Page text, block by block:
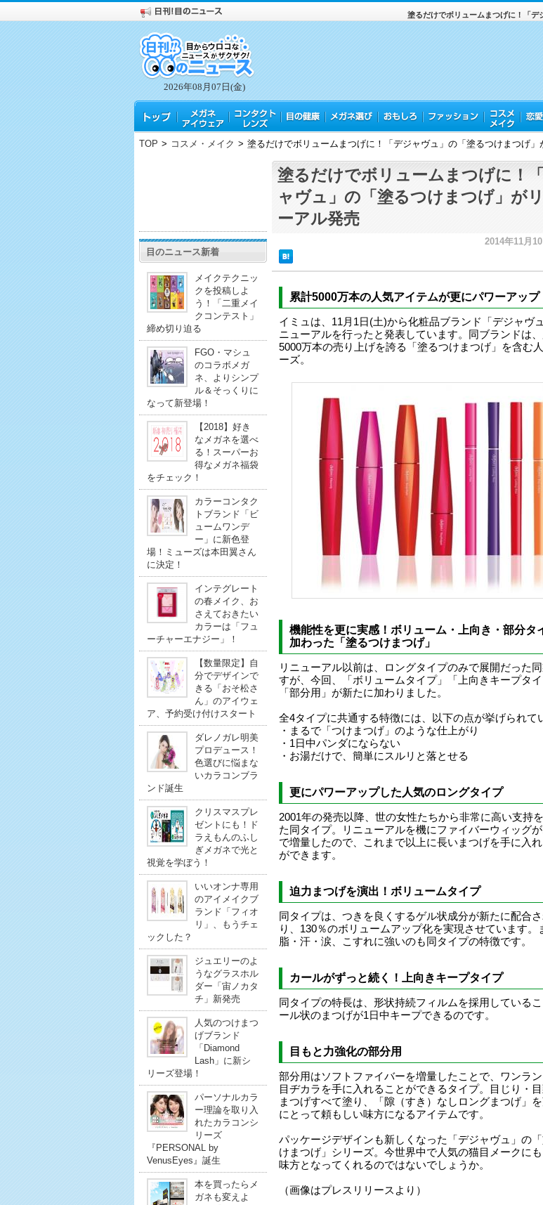
2026年08月07日(金)
塗るだけでボリュームまつげに！「デ
TOP > コスメ・メイク > 塗るだけでボリュームまつげに！「デジャヴュ」の「塗るつけまつげ」
目のニュース新着
メイクテクニッ
クを投稿しよ
う！「二重メイ
クコンテスト」
締め切り迫る
FGO・マシュ
のコラボメガ
ネ、よりシンプ
ル＆そっくりに
なって新登場！
【2018】好き
なメガネを選べ
る！スーパーお
得なメガネ福袋
をチェック！
カラーコンタク
トブランド「ビ
ュームワンデ
ー」に新色登
場！ミューズは本田翼さん
に決定！
インテグレート
の春メイク、お
さえておきたい
カラーは「フュ
ーチャーエナジー」！
【数量限定】自
分でデザインで
きる「おそ松さ
ん」のアイウェ
ア、予約受け付けスタート
ダレノガレ明美
プロデュース！
色選びに悩まな
いカラコンブラ
ンド誕生
クリスマスプレ
ゼントにも！ド
ラえもんのふし
ぎメガネで光と
視覚を学ぼう！
いいオンナ専用
のアイメイクブ
ランド「フィオ
リ」、もうチェ
ックした？
ジュエリーのよ
うなグラスホル
ダー「宙ノカタ
チ」新発売
人気のつけまつ
げブランド
「Diamond
Lash」に新シ
リーズ登場！
パーソナルカラ
ー理論を取り入
れたカラコンシ
リーズ
『PERSONAL by
VenusEyes』誕生
本を買ったらメ
ガネも変えよ
塗るだけでボリュームまつげに！
ャヴュ」の「塗るつけまつげ」が
ーアル発売
2014年11月
累計5000万本の人気アイテムが更にパワーアップ
イミュは、11月1日(土)から化粧品ブランド「デジャヴ
ニューアルを行ったと発表しています。同ブランドは
5000万本の売り上げを誇る「塗るつけまつげ」を含む
ーズ。
機能性を更に実感！ボリューム・上向き・部分タ
加わった「塗るつけまつげ」
リニューアル以前は、ロングタイプのみで展開だった
すが、今回、「ボリュームタイプ」「上向きキープタイ
「部分用」が新たに加わりました。
全4タイプに共通する特徴には、以下の点が挙げられて
・まるで「つけまつげ」のような仕上がり
・1日中パンダにならない
・お湯だけで、簡単にスルリと落とせる
更にパワーアップした人気のロングタイプ
2001年の発売以降、世の女性たちから非常に高い支持
た同タイプ。リニューアルを機にファイバーウィッグが
で増量したので、これまで以上に長いまつげを手に入れ
ができます。
迫力まつげを演出！ボリュームタイプ
同タイプは、つきを良くするゲル状成分が新たに配合
り、130％のボリュームアップ化を実現させています。
脂・汗・涙、こすれに強いのも同タイプの特徴です。
カールがずっと続く！上向きキープタイプ
同タイプの特長は、形状持続フィルムを採用している
ール状のまつげが1日中キープできるのです。
目もと力強化の部分用
部分用はソフトファイバーを増量したことで、ワンラ
目ヂカラを手に入れることができるタイプ。目じり・
まつげすべて塗り、「隙（すき）なしロングまつげ」
にとって頼もしい味方になるアイテムです。
パッケージデザインも新しくなった「デジャヴュ」の
けまつげ」シリーズ。今世界中で人気の猫目メークに
味方となってくれるのではないでしょうか。
（画像はプレスリリースより）